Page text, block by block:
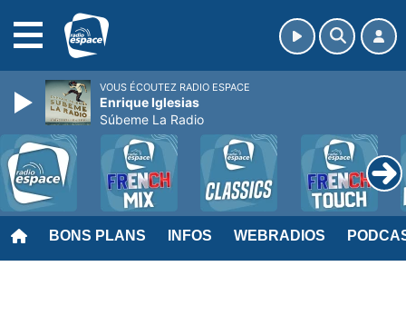
BONS PLANS INFOS WEBRADIOS
VOUS ÉCOUTEZ RADIO ESPACE
Enrique Iglesias
Súbeme La Radio